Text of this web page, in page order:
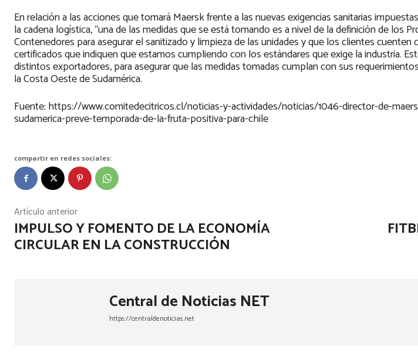
En relación a las acciones que tomará Maersk frente a las nuevas exigencias sanitarias
la cadena logística, “una de las medidas que se está tomando es a nivel de la definición de los
Contenedores para asegurar el sanitizado y limpieza de las unidades y que los clientes
certificados que indiquen que estamos cumpliendo con los estándares que exige la industria.
distintos exportadores, para asegurar que las medidas tomadas cumplan con sus
la Costa Oeste de Sudamérica.
Fuente: https://www.comitedecitricos.cl/noticias-y-actividades/noticias/1046-director-de-
sudamerica-preve-temporada-de-la-fruta-positiva-para-chile
compartir en redes sociales:
Artículo anterior
IMPULSO Y FOMENTO DE LA ECONOMÍA
CIRCULAR EN LA CONSTRUCCIÓN
Central de Noticias NET
https://centraldenoticias.net